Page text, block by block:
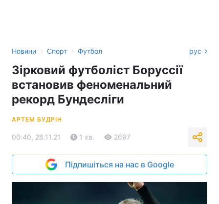
Новини › Спорт › Футбол рус
Зірковий футболіст Боруссії
встановив феноменальний
рекорд Бундесліги
АРТЕМ БУДРІН
00:40, 28.11.21 1 хв. 2697
Підпишіться на нас в Google